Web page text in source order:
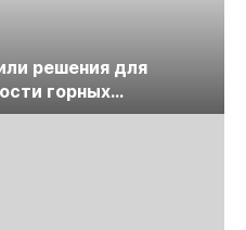
решения для
горных